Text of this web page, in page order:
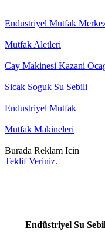
Endustriyel Mutfak
Mutfak Aletleri
Cay Makinesi Kazani
Sicak Soguk Su Sebili
Endustriyel Mutfak
Mutfak Makineleri
Burada Reklam Icin
Teklif Veriniz.
Endüstriyel Su